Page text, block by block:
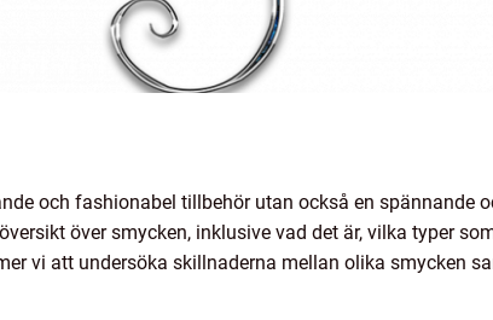
och fashionabel tillbehör utan också en spännande
över smycken, inklusive vad det är, vilka typer
vi att undersöka skillnaderna mellan olika smycken